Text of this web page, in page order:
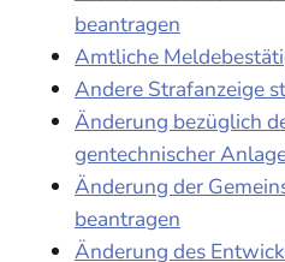
beantragen
Amtliche
Andere Strafanzeige
Änderung bezüglich
gentechnischer
Änderung der
beantragen
Änderung des